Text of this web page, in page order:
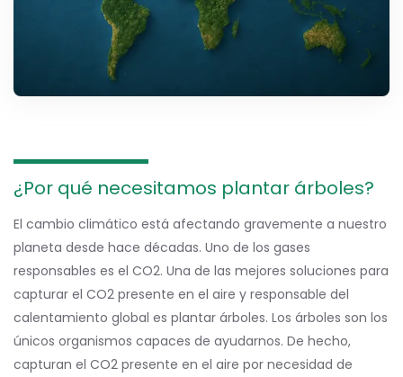
¿Por qué necesitamos plantar árboles?
El cambio climático está afectando gravemente a nuestro
planeta desde hace décadas. Uno de los gases
responsables es el CO2. Una de las mejores soluciones para
capturar el CO2 presente en el aire y responsable del
calentamiento global es plantar árboles. Los árboles son los
únicos organismos capaces de ayudarnos. De hecho,
capturan el CO2 presente en el aire por necesidad de